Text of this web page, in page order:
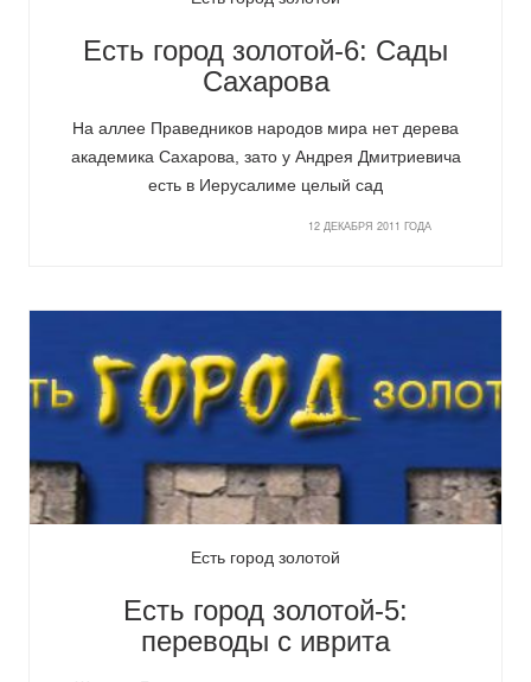
Есть город золотой-6: Сады
Сахарова
На аллее Праведников народов мира нет дерева
академика Сахарова, зато у Андрея Дмитриевича
есть в Иерусалиме целый сад
12 ДЕКАБРЯ 2011 ГОДА
Есть город золотой
Есть город золотой-5:
переводы с иврита